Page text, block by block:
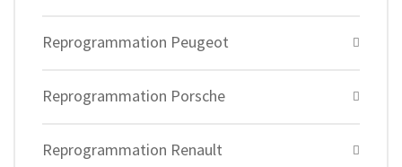
Reprogrammation Peugeot
Reprogrammation Porsche
Reprogrammation Renault